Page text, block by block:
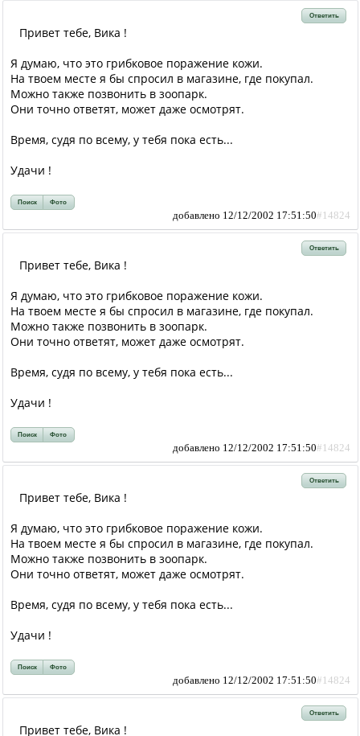
Ответить
Привет тебе, Вика !
Я думаю, что это грибковое поражение кожи.
На твоем месте я бы спросил в магазине, где покупал.
Можно также позвонить в зоопарк.
Они точно ответят, может даже осмотрят.
Время, судя по всему, у тебя пока есть...
Удачи !
Поиск Фото
добавлено 12/12/2002 17:51:50#14824
Ответить
Привет тебе, Вика !
Я думаю, что это грибковое поражение кожи.
На твоем месте я бы спросил в магазине, где покупал.
Можно также позвонить в зоопарк.
Они точно ответят, может даже осмотрят.
Время, судя по всему, у тебя пока есть...
Удачи !
Поиск Фото
добавлено 12/12/2002 17:51:50#14824
Ответить
Привет тебе, Вика !
Я думаю, что это грибковое поражение кожи.
На твоем месте я бы спросил в магазине, где покупал.
Можно также позвонить в зоопарк.
Они точно ответят, может даже осмотрят.
Время, судя по всему, у тебя пока есть...
Удачи !
Поиск Фото
добавлено 12/12/2002 17:51:50#14824
Ответить
Привет тебе, Вика !